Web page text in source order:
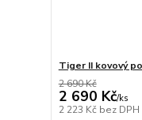
Tiger II kovový
2 690 Kč
2 690 Kč/ks
2 223 Kč bez DPH